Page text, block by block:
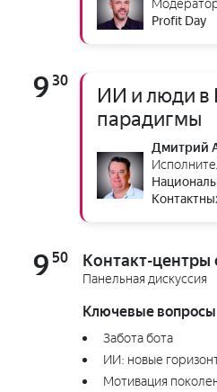
Profit Day
9 30
ИИ и люди в
парадигмы
Дмитрий
9 50 Контакт-центры
Панельная дискуссия
Ключевые вопросы
Забота бота
ИИ: новые
Мотивация